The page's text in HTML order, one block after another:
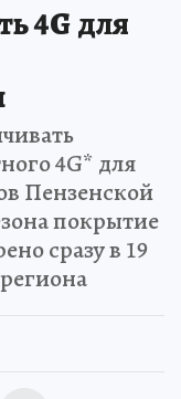
4G для
4G* для
Пензенской
покрытие
сразу в 19